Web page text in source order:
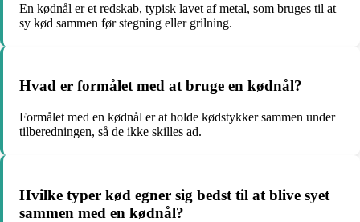
En kødnål er et redskab, typisk lavet af metal, som bruges til at
sy kød sammen før stegning eller grilning.
Hvad er formålet med at bruge en kødnål?
Formålet med en kødnål er at holde kødstykker sammen under
tilberedningen, så de ikke skilles ad.
Hvilke typer kød egner sig bedst til at blive syet
sammen med en kødnål?